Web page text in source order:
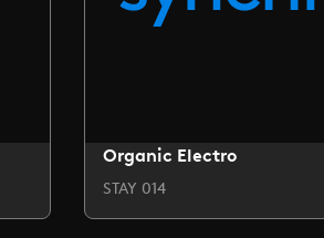
Organic Electro
STAY 014